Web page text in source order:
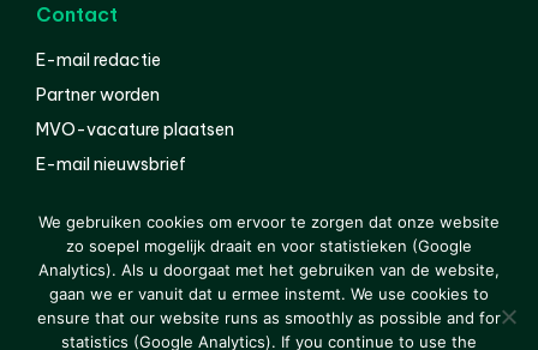
Contact
E-mail redactie
Partner worden
MVO-vacature plaatsen
E-mail nieuwsbrief
© 2000-2026 Van der Molen EIS Colofon
Disclaimer
Privacy
We gebruiken cookies om ervoor te zorgen dat onze website
zo soepel mogelijk draait en voor statistieken (Google
Analytics). Als u doorgaat met het gebruiken van de website,
gaan we er vanuit dat u ermee instemt. We use cookies to
ensure that our website runs as smoothly as possible and for
statistics (Google Analytics). If you continue to use the